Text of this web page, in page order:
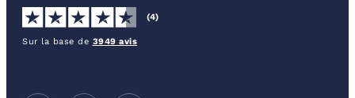
(4)
Sur la base de 3949 avis